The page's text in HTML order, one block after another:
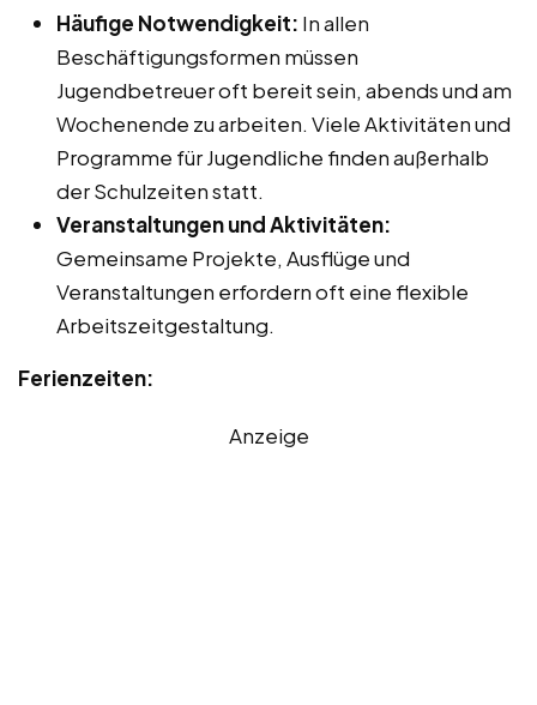
Häufige Notwendigkeit: In allen
Beschäftigungsformen müssen
Jugendbetreuer oft bereit sein, abends und am
Wochenende zu arbeiten. Viele Aktivitäten und
Programme für Jugendliche finden außerhalb
der Schulzeiten statt.
Veranstaltungen und Aktivitäten:
Gemeinsame Projekte, Ausflüge und
Veranstaltungen erfordern oft eine flexible
Arbeitszeitgestaltung.
Ferienzeiten:
Anzeige